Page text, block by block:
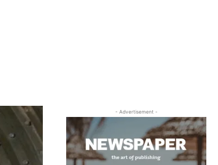
- Advertisement -